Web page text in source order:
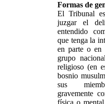
Formas de
El Tribunal
juzgar el
entendido
que tenga la
en parte o en
grupo
religioso (en
bosnio
sus
gravemente
física o